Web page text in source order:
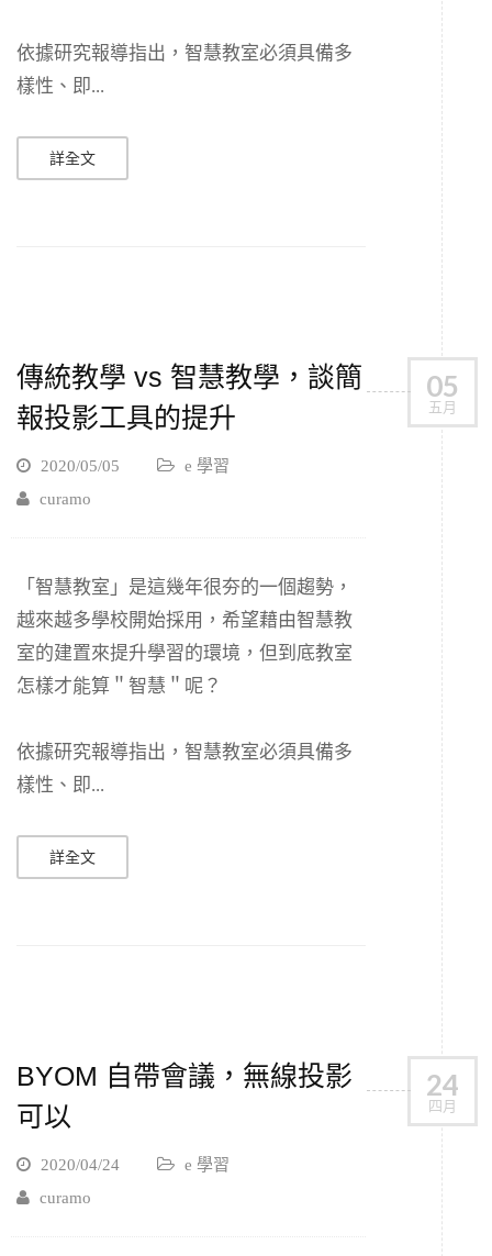
依據研究報導指出，智慧教室必須具備多
樣性、即...
詳全文
05
五月
傳統教學 vs 智慧教學，談簡
報投影工具的提升
2020/05/05
e 學習
curamo
「智慧教室」是這幾年很夯的一個趨勢，
越來越多學校開始採用，希望藉由智慧教
室的建置來提升學習的環境，但到底教室
怎樣才能算＂智慧＂呢？
依據研究報導指出，智慧教室必須具備多
樣性、即...
詳全文
24
四月
BYOM 自帶會議，無線投影
可以
2020/04/24
e 學習
curamo